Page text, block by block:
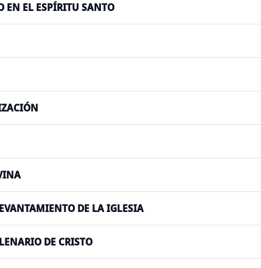
EL ESPÍRITU SANTO
DE LA IGLESIA
DE CRISTO